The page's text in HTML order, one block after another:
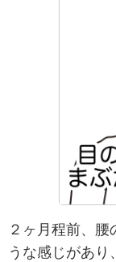
２ヶ月程前、
うな感じがあ